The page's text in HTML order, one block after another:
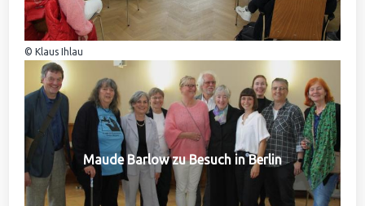
© Klaus Ihlau
Maude Barlow zu Besuch in Berlin